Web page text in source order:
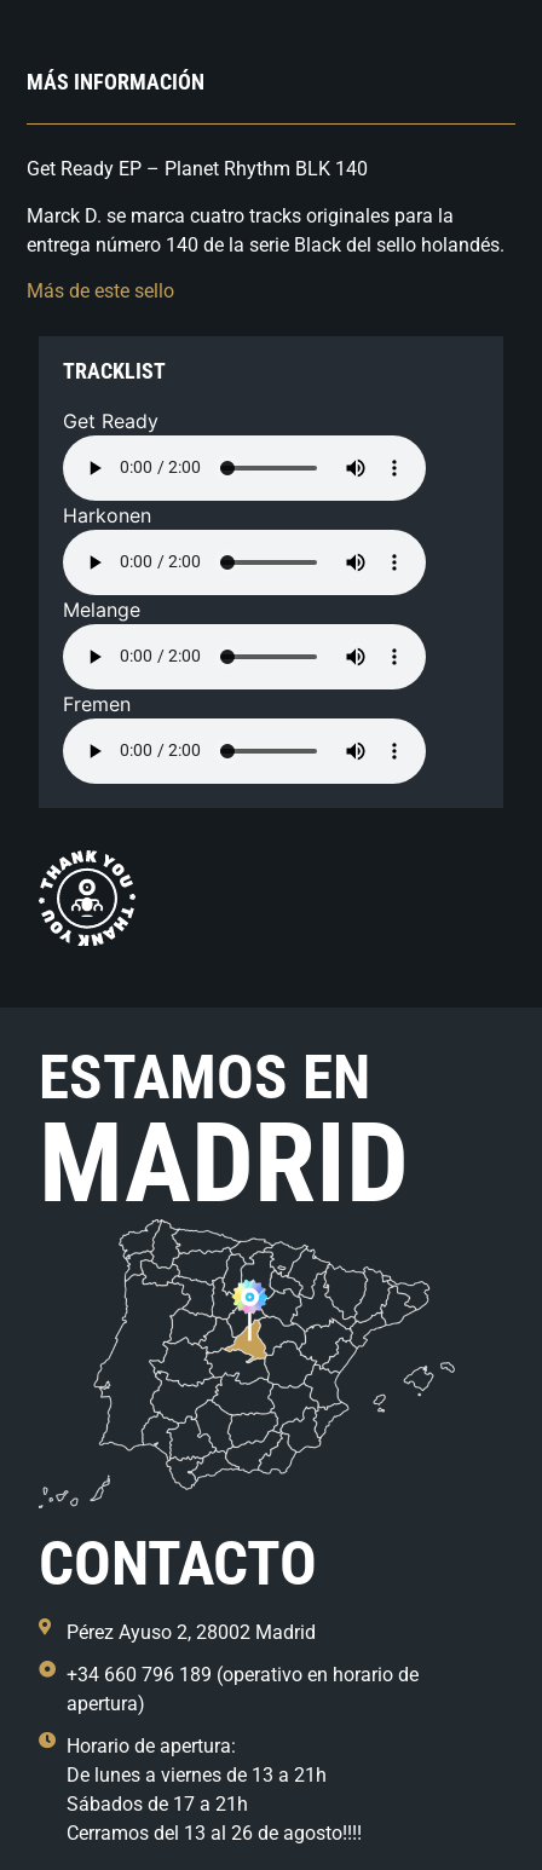
MÁS INFORMACIÓN
Get Ready EP – Planet Rhythm BLK 140
Marck D. se marca cuatro tracks originales para la
entrega número 140 de la serie Black del sello holandés.
Más de este sello
TRACKLIST
Get Ready
Harkonen
Melange
Fremen
ESTAMOS EN
MADRID
CONTACTO
Pérez Ayuso 2, 28002 Madrid
+34 660 796 189 (operativo en horario de
apertura)
Horario de apertura:
De lunes a viernes de 13 a 21h
Sábados de 17 a 21h
Cerramos del 13 al 26 de agosto!!!!